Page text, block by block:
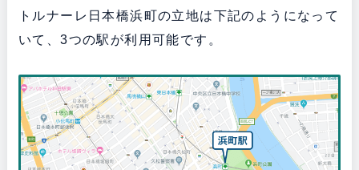
トルナーレ日本橋浜町の立地は下記のようになって
いて、3つの駅が利用可能です。